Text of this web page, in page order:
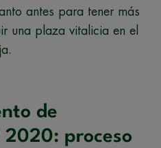
antes para tener más
una plaza vitalicia en el
de
2020: proceso